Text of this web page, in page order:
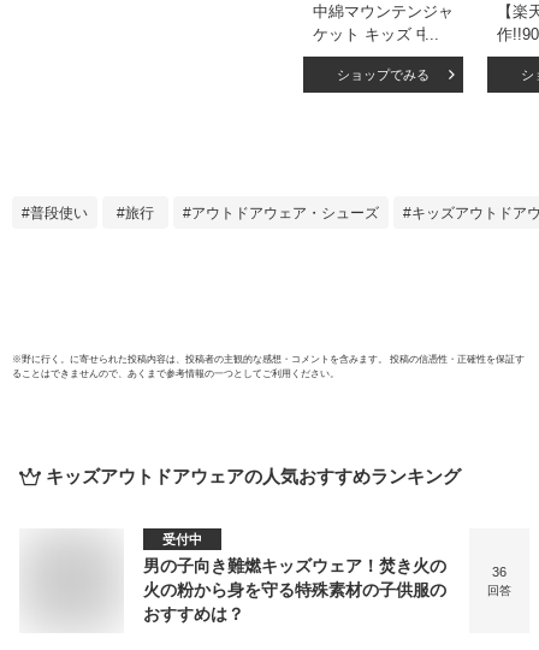
中綿マウンテンジャ
ケット キッズ 中綿
アウター 子供服 中
綿ジャケット 子供
切替 冬物 冬服 ジュ
100.101」
ショップでみる
【楽
作
無料
ダウ
コー
シ
普段使い 旅行 アウトドアウェア・シューズ キッズアウトドア
※野に行く。 に寄せられた投稿内容は、投稿者の主観的な感想・コメントを含みます。 投稿の信憑性・正確性を保証す
ることはできませんので、あくまで参考情報の一つとしてご利用ください。
キッズアウトドアウェアの人気おすすめランキング
受付中
男の子向き難燃キッズウェア！焚き火の
火の粉から身を守る特殊素材の子供服の
おすすめは？
36
回答